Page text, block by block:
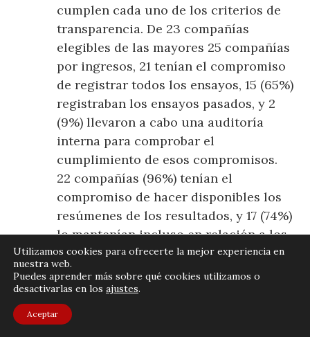
cumplen cada uno de los criterios de
transparencia. De 23 compañías
elegibles de las mayores 25 compañías
por ingresos, 21 tenían el compromiso
de registrar todos los ensayos, 15 (65%)
registraban los ensayos pasados, y 2
(9%) llevaron a cabo una auditoría
interna para comprobar el
cumplimiento de esos compromisos.
22 compañías (96%) tenían el
compromiso de hacer disponibles los
resúmenes de los resultados, y 17 (74%)
lo mantenían incluso en relación a los
ensayos pasados; sin embargo –y estos
son dos datos muy importantes– las
respectivas «Políticas de
transparencia» no especificaban
cuándo debían hacerse públicos, y solo
Utilizamos cookies para ofrecerte la mejor experiencia en
nuestra web.
Puedes aprender más sobre qué cookies utilizamos o
desactivarlas en los ajustes.
Aceptar